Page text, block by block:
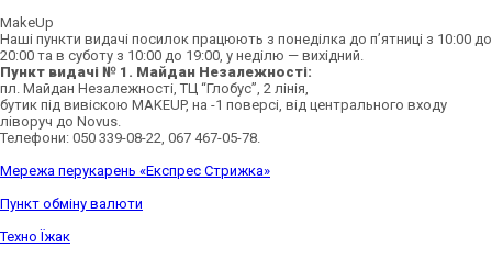
MakeUp
Наші пункти видачі посилок працюють з понеділка до п’ятниці з 10:00 до
20:00 та в суботу з 10:00 до 19:00, у неділю — вихідний.
Пункт видачі № 1. Майдан Незалежності:
пл. Майдан Незалежності, ТЦ “Глобус”, 2 лінія,
бутик під вивіскою MAKEUP, на -1 поверсі, від центрального входу
ліворуч до Novus.
Телефони: 050 339-08-22, 067 467-05-78.
Мережа перукарень «Експрес Стрижка»
Пункт обміну валюти
Техно Їжак